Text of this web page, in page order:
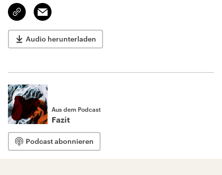
Link
kopieren/teilen
Email
Audio herunterladen
Aus dem Podcast
Fazit
Podcast abonnieren